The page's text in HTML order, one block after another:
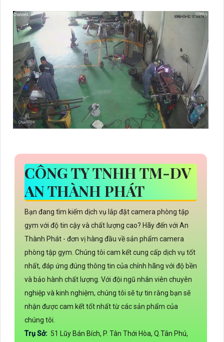
CÔNG TY TNHH TM-DV
AN THÀNH PHÁT
Bạn đang tìm kiếm dịch vụ lắp đặt camera phòng tập
gym với độ tin cậy và chất lượng cao? Hãy đến với An
Thành Phát - đơn vị hàng đầu về sản phẩm camera
phòng tập gym. Chúng tôi cam kết cung cấp dịch vụ tốt
nhất, đáp ứng đúng thông tin của chính hãng với độ bền
và bảo hành chất lượng. Với đội ngũ nhân viên chuyên
nghiệp và kinh nghiệm, chúng tôi sẽ tự tin rằng bạn sẽ
nhận được cam kết tốt nhất từ các sản phẩm của
chúng tôi.
Trụ Sở: 51 Lũy Bán Bích, P. Tân Thới Hòa, Q.Tân Phú,